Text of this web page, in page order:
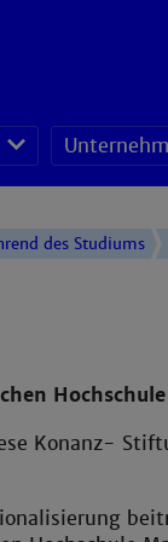
des Studiums
Konanz-